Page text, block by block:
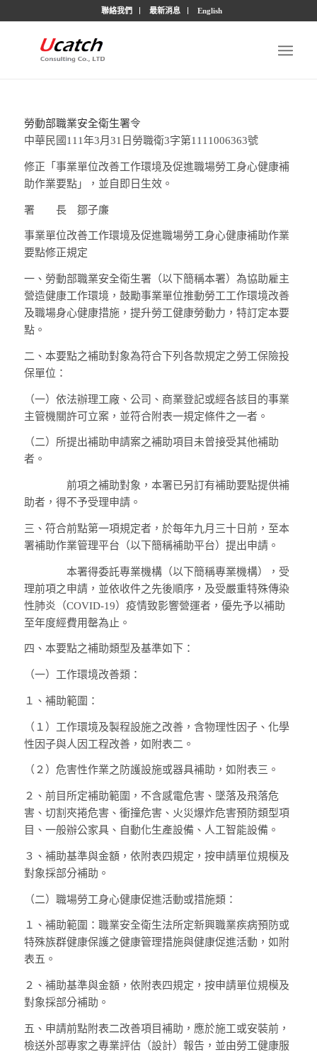
聯絡我們 最新消息 English
勞動部職業安全衛生署令
中華民國111年3月31日勞職衛3字第1111006363號
修正「事業單位改善工作環境及促進職場勞工身心健康補
助作業要點」，並自即日生效。
署 長鄒子廉
事業單位改善工作環境及促進職場勞工身心健康補助作業
要點修正規定
一、 勞動部職業安全衛生署（以下簡稱本署）為協助雇主
營造健康工作環境，鼓勵事業單位推動勞工工作環境改善
及職場身心健康措施，提升勞工健康勞動力，特訂定本要
點。
二、 本要點之補助對象為符合下列各款規定之勞工保險投
保單位：
（一） 依法辦理工廠、公司、商業登記或經各該目的事業
主管機關許可立案，並符合附表一規定條件之一者。
（二） 所提出補助申請案之補助項目未曾接受其他補助
者。
前項之補助對象，本署已另訂有補助要點提供補
助者，得不予受理申請。
三、 符合前點第一項規定者，於每年九月三十日前，至本
署補助作業管理平台（以下簡稱補助平台）提出申請。
本署得委託專業機構（以下簡稱專業機構），受
理前項之申請，並依收件之先後順序，及受嚴重特殊傳染
性肺炎（COVID-19）疫情致影響營運者，優先予以補助
至年度經費用罄為止。
四、 本要點之補助類型及基準如下：
（一） 工作環境改善類：
１、 補助範圍：
（１） 工作環境及製程設施之改善，含物理性因子、化學
性因子與人因工程改善，如附表二。
（２） 危害性作業之防護設施或器具補助，如附表三。
２、 前目所定補助範圍，不含感電危害、墜落及飛落危
害、切割夾捲危害、衝撞危害、火災爆炸危害預防類型項
目、一般辦公家具、自動化生產設備、人工智能設備。
３、 補助基準與金額，依附表四規定，按申請單位規模及
對象採部分補助。
（二） 職場勞工身心健康促進活動或措施類：
１、 補助範圍：職業安全衛生法所定新興職業疾病預防或
特殊族群健康保護之健康管理措施與健康促進活動，如附
表五。
２、 補助基準與金額，依附表四規定，按申請單位規模及
對象採部分補助。
五、 申請前點附表二改善項目補助，應於施工或安裝前，
檢送外部專家之專業評估（設計）報告，並由勞工健康服